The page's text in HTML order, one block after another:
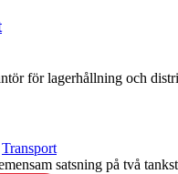
för lagerhållning och
Transport
satsning på två